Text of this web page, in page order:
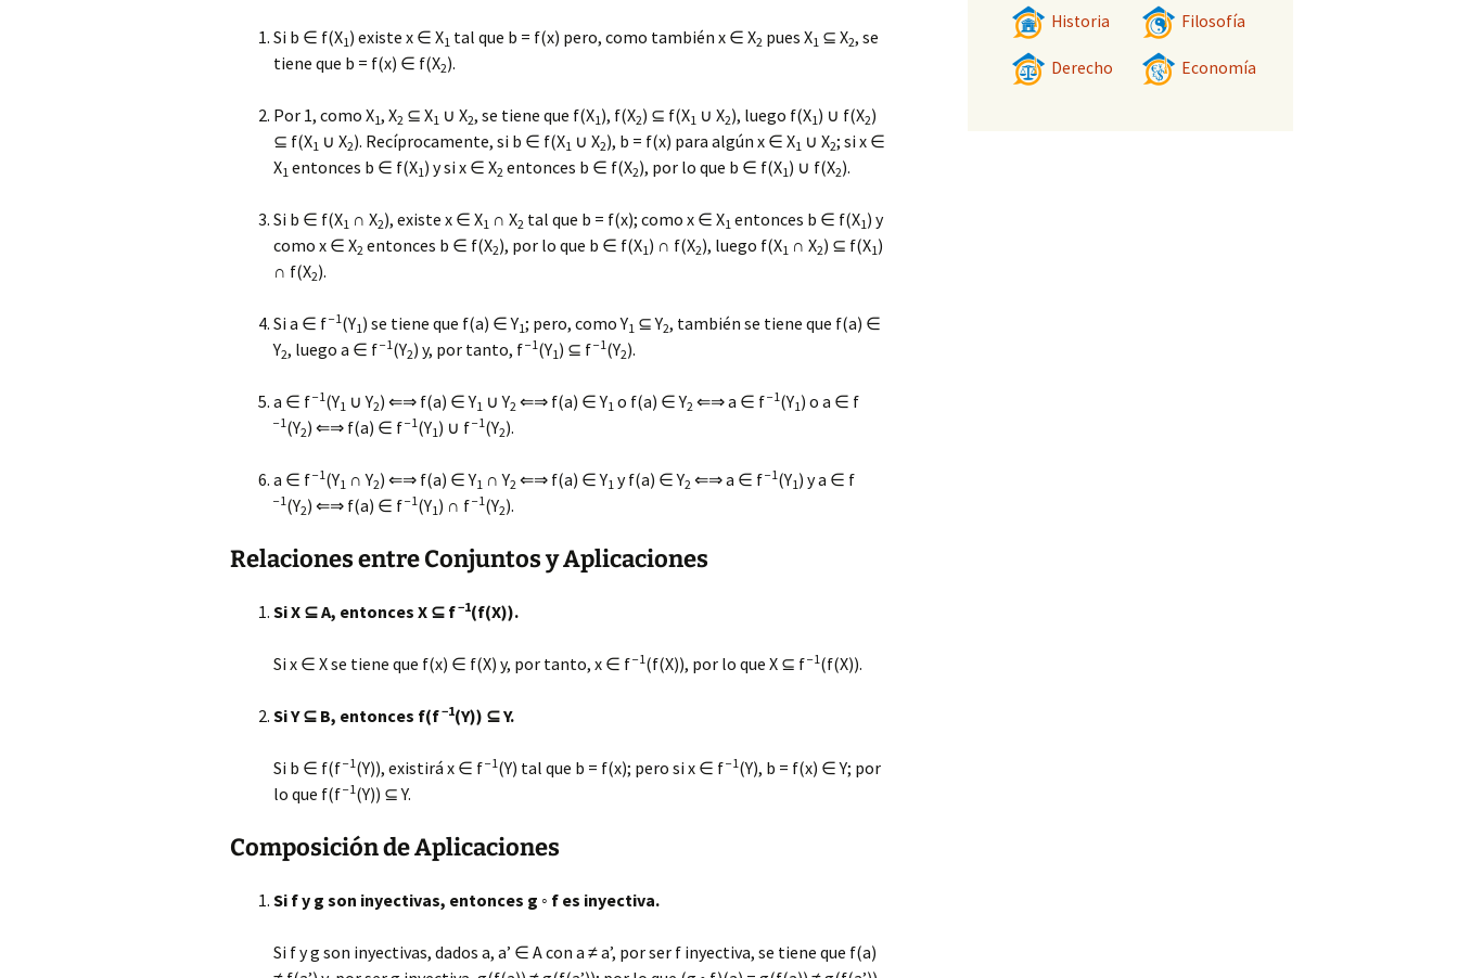
Si b ∈ f(X1) existe x ∈ X1 tal que b = f(x) pero, como también x ∈ X2 pues X1 ⊆ X2, se
tiene que b = f(x) ∈ f(X2).
Por 1, como X1, X2 ⊆ X1 ∪ X2, se tiene que f(X1), f(X2) ⊆ f(X1 ∪ X2), luego f(X1) ∪ f(X2)
⊆ f(X1 ∪ X2). Recíprocamente, si b ∈ f(X1 ∪ X2), b = f(x) para algún x ∈ X1 ∪ X2; si x ∈
X1 entonces b ∈ f(X1) y si x ∈ X2 entonces b ∈ f(X2), por lo que b ∈ f(X1) ∪ f(X2).
Si b ∈ f(X1 ∩ X2), existe x ∈ X1 ∩ X2 tal que b = f(x); como x ∈ X1 entonces b ∈ f(X1) y
como x ∈ X2 entonces b ∈ f(X2), por lo que b ∈ f(X1) ∩ f(X2), luego f(X1 ∩ X2) ⊆ f(X1)
∩ f(X2).
Si a ∈ f−1(Y1) se tiene que f(a) ∈ Y1; pero, como Y1 ⊆ Y2, también se tiene que f(a) ∈
Y2, luego a ∈ f−1(Y2) y, por tanto, f−1(Y1) ⊆ f−1(Y2).
a ∈ f−1(Y1 ∪ Y2) ⇐⇒ f(a) ∈ Y1 ∪ Y2 ⇐⇒ f(a) ∈ Y1 o f(a) ∈ Y2 ⇐⇒ a ∈ f−1(Y1) o a ∈ f
−1(Y2) ⇐⇒ f(a) ∈ f−1(Y1) ∪ f−1(Y2).
a ∈ f−1(Y1 ∩ Y2) ⇐⇒ f(a) ∈ Y1 ∩ Y2 ⇐⇒ f(a) ∈ Y1 y f(a) ∈ Y2 ⇐⇒ a ∈ f−1(Y1) y a ∈ f
−1(Y2) ⇐⇒ f(a) ∈ f−1(Y1) ∩ f−1(Y2).
Relaciones entre Conjuntos y Aplicaciones
Si X ⊆ A, entonces X ⊆ f−1(f(X)).
Si x ∈ X se tiene que f(x) ∈ f(X) y, por tanto, x ∈ f−1(f(X)), por lo que X ⊆ f−1(f(X)).
Si Y ⊆ B, entonces f(f−1(Y)) ⊆ Y.
Si b ∈ f(f−1(Y)), existirá x ∈ f−1(Y) tal que b = f(x); pero si x ∈ f−1(Y), b = f(x) ∈ Y; por
lo que f(f−1(Y)) ⊆ Y.
Composición de Aplicaciones
Si f y g son inyectivas, entonces g ◦ f es inyectiva.
Si f y g son inyectivas, dados a, a’ ∈ A con a ≠ a’, por ser f inyectiva, se tiene que f(a)
Historia Filosofía
Derecho Economía